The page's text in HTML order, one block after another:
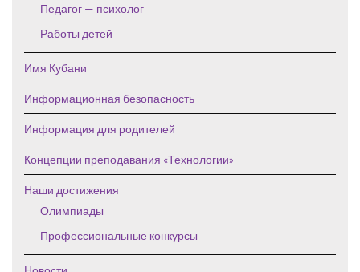
Педагог — психолог
Работы детей
Имя Кубани
Информационная безопасность
Информация для родителей
Концепции преподавания «Технологии»
Наши достижения
Олимпиады
Профессиональные конкурсы